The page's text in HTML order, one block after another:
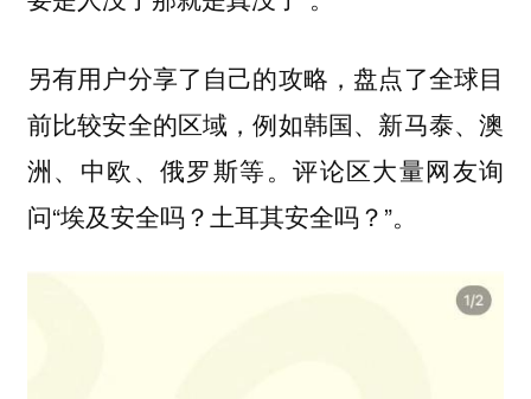
另有用户分享了自己的攻略，盘点了全球目
前比较安全的区域，例如韩国、新马泰、澳
洲、中欧、俄罗斯等。评论区大量网友询
问“埃及安全吗？土耳其安全吗？”。